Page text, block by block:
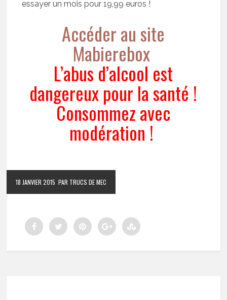
essayer un mois pour 19,99 euros !
Accéder au site
Mabierebox
L’abus d’alcool est
dangereux pour la santé !
Consommez avec
modération !
18 JANVIER 2015 PAR TRUCS DE MEC